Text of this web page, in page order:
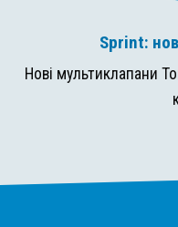
Sprint:
Нові мультиклапани